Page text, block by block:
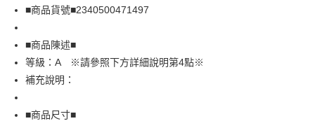
Apple Pay
街口支付
悠遊付
全盈+PAY
AFTEE先享後付
■商品貨號■2340500471497
■商品陳述■
等級：A ※請參照下方詳細說明第4點※
補充說明：
■商品尺寸■